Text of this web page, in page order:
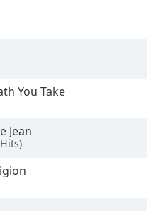
You Take
Jean